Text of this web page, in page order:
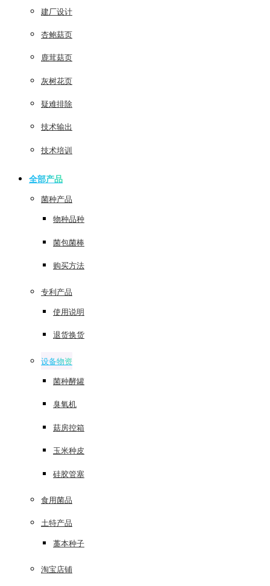
建厂设计
杏鲍菇页
鹿茸菇页
灰树花页
疑难排除
技术输出
技术培训
全部产品
菌种产品
物种品种
菌包菌棒
购买方法
专利产品
使用说明
退货换货
设备物资
菌种酵罐
臭氧机
菇房控箱
玉米种皮
硅胶管塞
食用菌品
土特产品
藁本种子
淘宝店铺